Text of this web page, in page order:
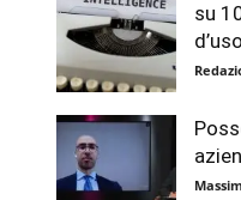
su